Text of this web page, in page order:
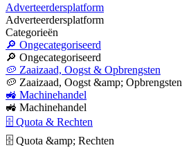
Adverteerdersplatform
Adverteerdersplatform
Categorieën
🔎 Ongecategoriseerd
🔎 Ongecategoriseerd
🥔 Zaaizaad, Oogst & Opbrengsten
🥔 Zaaizaad, Oogst &amp; Opbrengsten
🚜 Machinehandel
🚜 Machinehandel
🗄 Quota & Rechten
🗄 Quota &amp; Rechten